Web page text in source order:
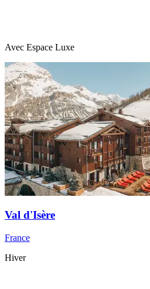
Avec Espace Luxe
Val d'Isère
France
Hiver